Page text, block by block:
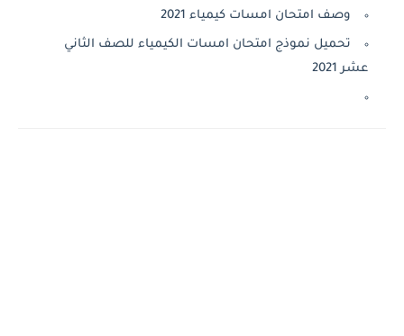
وصف امتحان امسات كيمياء 2021
تحميل نموذج امتحان امسات الكيمياء للصف الثاني
عشر 2021